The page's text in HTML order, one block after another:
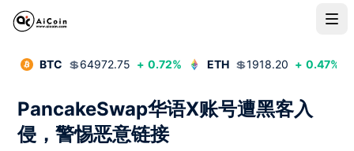
BTC 💲64972.75 + 0.72% ETH 💲1918.20 + 0.47%
PancakeSwap华语X账号遭黑客入
侵，警惕恶意链接